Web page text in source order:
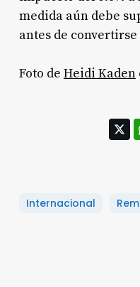
medida aún debe
antes de convertirse
Foto de Heidi Kaden
Internacional